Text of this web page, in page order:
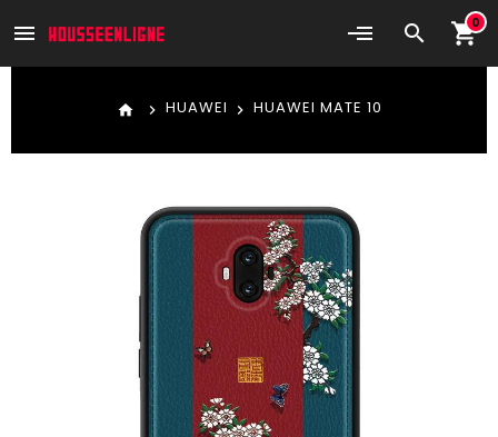
search shopping_cart
0
menu
home HUAWEI HUAWEI MATE 10